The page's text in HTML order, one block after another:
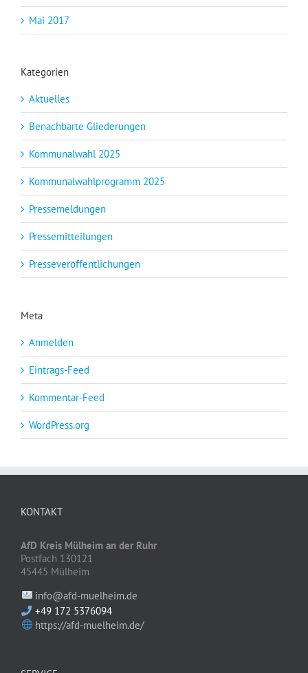
Mai 2017
Kategorien
Aktuelles
Benachbarte Gliederungen
Kommunalwahl 2025
Kommunalwahlprogramm 2025
Pressemeldungen
Pressemitteilungen
Presseveröffentlichungen
Meta
Anmelden
Eintrags-Feed
Kommentar-Feed
WordPress.org
KONTAKT
AfD Kreis Mülheim an der Ruhr
Postfach 130121
45445 Mülheim
info@afd-muelheim.de
+49 172 5376094
https://afd-muelheim.de/